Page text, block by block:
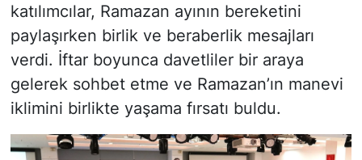
katılımcılar, Ramazan ayının bereketini
paylaşırken birlik ve beraberlik mesajları
verdi. İftar boyunca davetliler bir araya
gelerek sohbet etme ve Ramazan’ın manevi
iklimini birlikte yaşama fırsatı buldu.